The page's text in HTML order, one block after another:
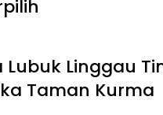
Lubuk Linggau
Taman Kurma